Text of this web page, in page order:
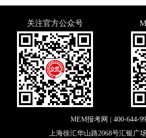
财经等）招生人数、学费、专业汇总！
关注官方公众号
MEM报考网 | 400-644-
上海徐汇华山路2068号汇银广